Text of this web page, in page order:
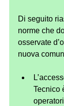
Di seguito
norme che
osservate
nuova
Tecnico